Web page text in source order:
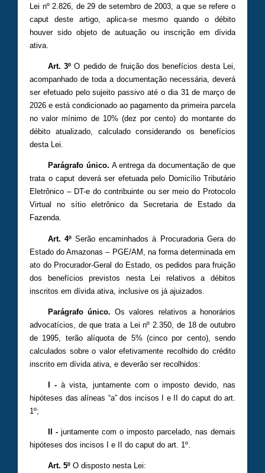
Lei nº 2.826, de 29 de setembro de 2003, a que se refere o
caput deste artigo, aplica-se mesmo quando o débito
houver sido objeto de autuação ou inscrição em dívida
ativa.
Art. 3º O pedido de fruição dos benefícios desta Lei,
acompanhado de toda a documentação necessária, deverá
ser efetuado pelo sujeito passivo até o dia 31 de março de
2026 e está condicionado ao pagamento da primeira parcela
no valor mínimo de 10% (dez por cento) do montante do
débito atualizado, calculado considerando os benefícios
desta Lei.
Parágrafo único. A entrega da documentação de que
trata o caput deverá ser efetuada pelo Domicílio Tributário
Eletrônico – DT-e do contribuinte ou ser meio do Protocolo
Virtual no sítio eletrônico da Secretaria de Estado da
Fazenda.
Art. 4ºSerão encaminhados à Procuradoria Gera do
Estado do Amazonas – PGE/AM, na forma determinada em
ato do Procurador-Geral do Estado, os pedidos para fruição
dos benefícios previstos nesta Lei relativos a débitos
inscritos em dívida ativa, inclusive os já ajuizados.
Parágrafo único. Os valores relativos a honorários
advocatícios, de que trata a Lei nº 2.350, de 18 de outubro
de 1995, terão alíquota de 5% (cinco por cento), sendo
calculados sobre o valor efetivamente recolhido do crédito
inscrito em dívida ativa, e deverão ser recolhidos:
I -à vista, juntamente com o imposto devido, nas
hipóteses das alíneas “a” dos incisos I e II do caput do art.
1º;
II -juntamente com o imposto parcelado, nas demais
hipóteses dos incisos I e II do caput do art. 1º.
Art. 5ºO disposto nesta Lei: